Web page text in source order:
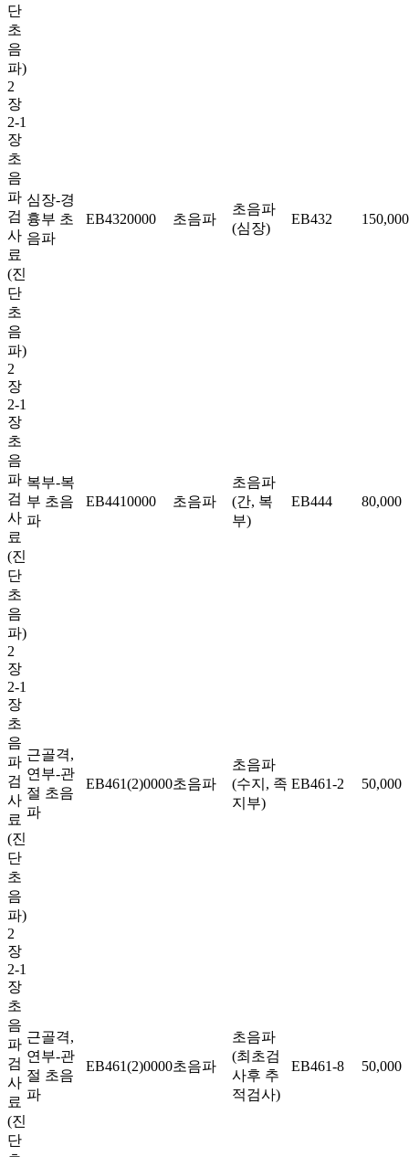
단
초
음
파)
2
장
2-1
장
초
음
파
검
사
료
(진
단
초
음
파)
심장-경
흉부 초
음파
EB4320000 초음파
초음파
(심장)
EB432 150,000
2
장
2-1
장
초
음
파
검
사
료
(진
단
초
음
파)
복부-복
부 초음
파
EB4410000 초음파
초음파
(간, 복
부)
EB444 80,000
2
장
2-1
장
초
음
파
검
사
료
(진
단
초
음
파)
근골격,
연부-관
절 초음
파
EB461(2)0000초음파
초음파
(수지, 족
지부)
EB461-2 50,000
2
장
2-1
장
초
음
파
검
사
료
(진
단
근골격,
연부-관
절 초음
파
EB461(2)0000초음파
초음파
(최초검
사후 추
적검사)
EB461-8 50,000